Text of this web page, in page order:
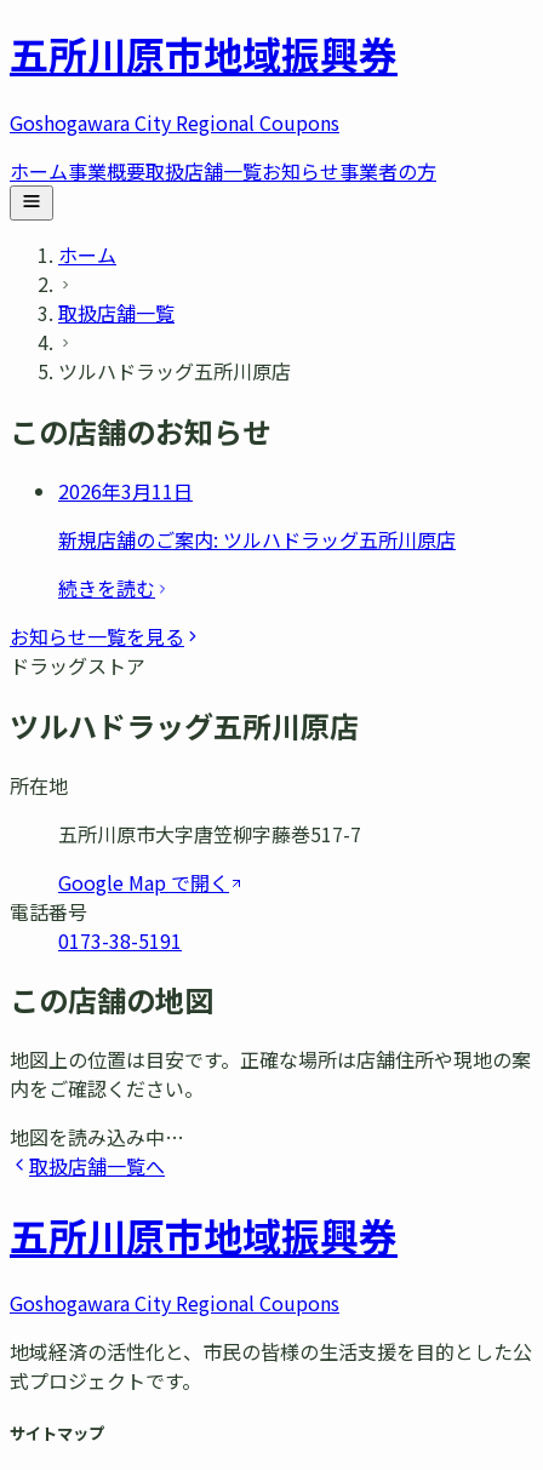
五所川原市地域振興券
Goshogawara City Regional Coupons
ホーム事業概要取扱店舗一覧お知らせ事業者の方
ホーム
取扱店舗一覧
ツルハドラッグ五所川原店
この店舗のお知らせ
2026年3月11日
新規店舗のご案内: ツルハドラッグ五所川原店
続きを読む
お知らせ一覧を見る
ドラッグストア
ツルハドラッグ五所川原店
所在地
五所川原市大字唐笠柳字藤巻517-7
Google Map で開く
電話番号
0173-38-5191
この店舗の地図
地図上の位置は目安です。正確な場所は店舗住所や現地の案
内をご確認ください。
地図を読み込み中…
取扱店舗一覧へ
五所川原市地域振興券
Goshogawara City Regional Coupons
地域経済の活性化と、市民の皆様の生活支援を目的とした公
式プロジェクトです。
サイトマップ